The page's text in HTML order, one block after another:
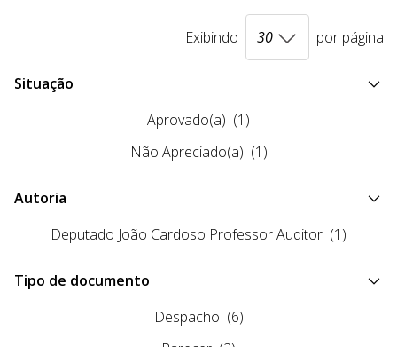
Exibindo por página
Situação
Aprovado(a) (1)
Não Apreciado(a) (1)
Autoria
Deputado João Cardoso Professor Auditor (1)
Tipo de documento
Despacho (6)